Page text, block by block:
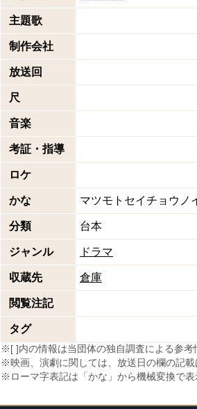
主題歌
制作会社
放送回
尺
音楽
考証・指導
ロケ
かな マツモトセイチョウノ
分類 台本
ジャンル ドラマ
収蔵先 倉庫
閲覧注記
タグ
※[ ]内の情報は当団体の独自調査による参考
※映画、演劇に関しては、放送日の欄の記載
※ローマ字表記は「かな」から機械変換で表